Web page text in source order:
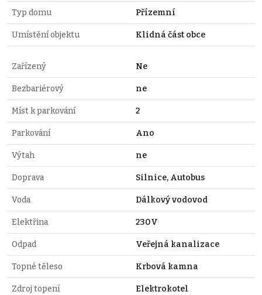
Typ domu Přízemní
Umístění objektu Klidná část obce
Zařízený Ne
Bezbariérový ne
Míst k parkování 2
Parkování Ano
Výtah ne
Doprava Silnice, Autobus
Voda Dálkový vodovod
Elektřina 230V
Odpad Veřejná kanalizace
Topné těleso Krbová kamna
Zdroj topení Elektrokotel